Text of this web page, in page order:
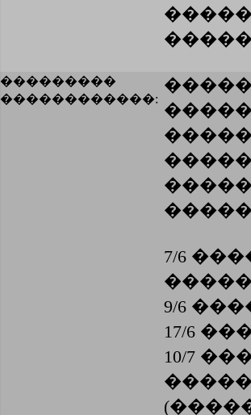
���������
������������:
7/6
9/6
17/6
10/7